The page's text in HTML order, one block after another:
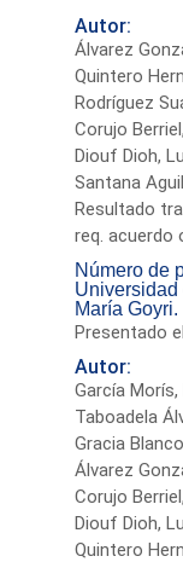
Autor:
Álvarez
Quintero
Rodríguez
Corujo
Diouf Dioh,
Santana
Resultado
req. acuerdo
Número de
Universidad
María
Presentado
Autor:
García
Taboadela
Gracia
Álvarez
Corujo
Diouf Dioh,
Quintero